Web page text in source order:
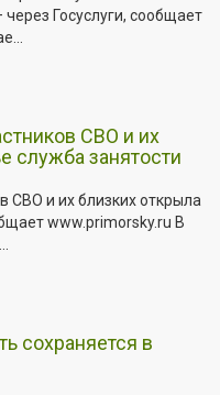
Госуслуги, сообщает
СВО и их
служба занятости
СВО и их близких открыла
www.primorsky.ru В
сохраняется в